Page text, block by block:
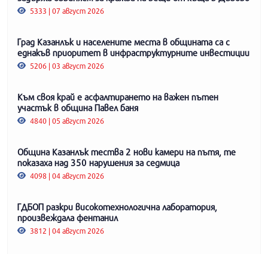
5333 | 07 август 2026
Град Казанлък и населените места в общината са с
еднакъв приоритет в инфраструктурните инвестиции
5206 | 03 август 2026
Към своя край е асфалтирането на важен пътен
участък в община Павел баня
4840 | 05 август 2026
Община Казанлък тества 2 нови камери на пътя, те
показаха над 350 нарушения за седмица
4098 | 04 август 2026
ГДБОП разкри високотехнологична лаборатория,
произвеждала фентанил
3812 | 04 август 2026